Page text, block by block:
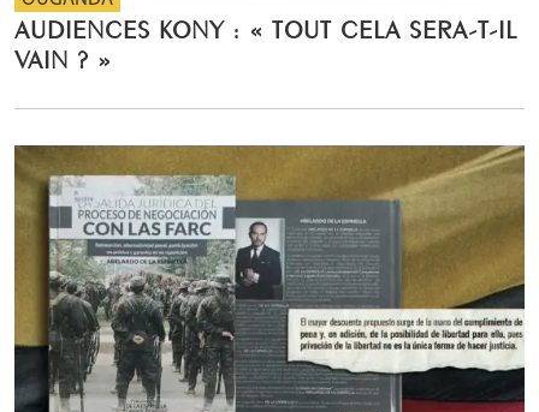
AUDIENCES KONY : « TOUT CELA SERA-T-IL
VAIN ? »